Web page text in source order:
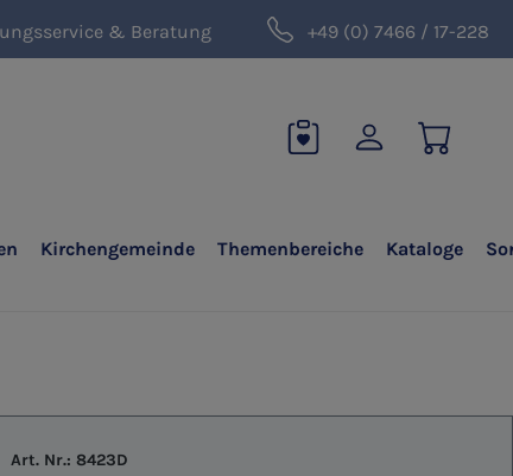
& Beratung +49 (0) 7466 / 17-228
Kirchengemeinde Themenbereiche Kataloge
Art. Nr.: 8423D